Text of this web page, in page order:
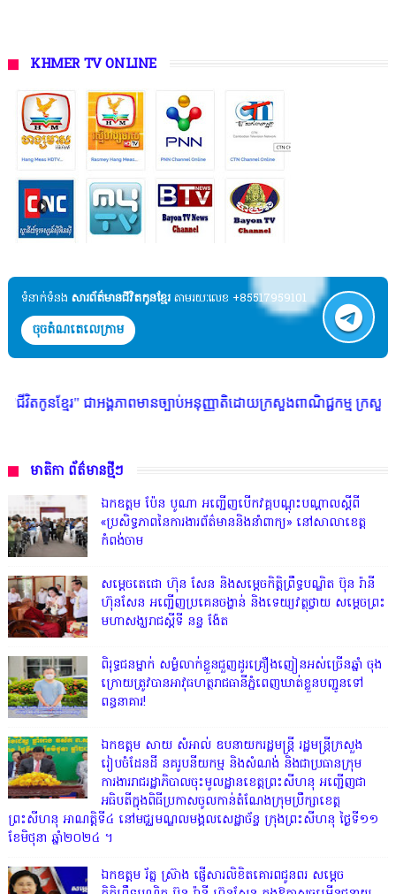
KHMER TV ONLINE
ទំនាក់ទំនង​​ សារព័ត៌មានជីវិតកូនខ្មែរ តាមរយៈលេខ +85517959101
ចុចតំណតេលេក្រាម
ជាអង្គភាពមានច្បាប់អនុញ្ញាតិដោយក្រសួងពាណិជ្ជកម្ម ក្រសួងការងារ ក្រសួ
មាតិកា ព័ត៌មានថ្មីៗ
ឯកឧត្តម ប៉ែន បូណា អញ្ជើញបើកវគ្គបណ្តុះបណ្តាលស្តីពី
«ប្រសិទ្ធភាពនៃការងារព័ត៌មាននិងនាំពាក្យ» នៅសាលាខេត្ត
កំពង់ចាម
សម្តេចតេជោ ហ៊ុន សែន និងសម្ដេចកិត្តិព្រឹទ្ធបណ្ឌិត ប៊ុន រ៉ានី
ហ៊ុនសែន អញ្ជើញប្រគេនចង្ហាន់ និងទេយ្យវត្ថុថ្វាយ សម្តេចព្រះ
មហាសង្ឃរាជស្តីទី នន្ទ ង៉ែត
ពិរុទ្ធ​ជនម្នាក់ សម្ងំលាក់ខ្លួនជួញដូរគ្រឿងញៀនអស់ច្រើនឆ្នាំ ចុង
ក្រោយត្រូវបានអាវុធហត្ថរាជធានីភ្នំពេញឃាត់ខ្លួនបញ្ជូនទៅ
ពន្ធនាគារ!
ឯកឧត្តម សាយ សំអាល់ ឧបនាយករដ្ឋមន្ត្រី រដ្ឋមន្ត្រីក្រសួង
រៀបចំដែនដី នគរូបនីយកម្ម និងសំណង់ និងជាប្រធានក្រុម
ការងាររាជរដ្ឋាភិបាលចុះមូលដ្ឋានខេត្តព្រះសីហនុ អញ្ជើញជា
អធិបតីក្នុងពិធីប្រកាសចូលកាន់តំណែងក្រុមប្រឹក្សាខេត្ត
ព្រះសីហនុ អាណត្តិទី៤ នៅមជ្ឈមណ្ឌលមង្គលសេដ្ឋាច័ន្ទ ក្រុងព្រះសីហនុ ថ្ងៃទី១១
ខែមិថុនា ឆ្នាំ២០២៤ ។
ឯកឧត្តម រ័ត្ន ស្រ៊ាង ផ្ញើសារលិខិតគោរពជូនពរ សម្តេច